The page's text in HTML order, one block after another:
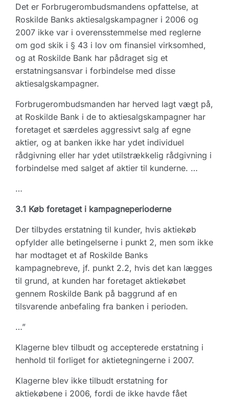
Det er Forbrugerombudsmandens opfattelse, at
Roskilde Banks aktiesalgskampagner i 2006 og
2007 ikke var i overensstemmelse med reglerne
om god skik i § 43 i lov om finansiel virksomhed,
og at Roskilde Bank har pådraget sig et
erstatningsansvar i forbindelse med disse
aktiesalgskampagner.
Forbrugerombudsmanden har herved lagt vægt på,
at Roskilde Bank i de to aktiesalgskampagner har
foretaget et særdeles aggressivt salg af egne
aktier, og at banken ikke har ydet individuel
rådgivning eller har ydet utilstrækkelig rådgivning i
forbindelse med salget af aktier til kunderne. …
…
3.1 Køb foretaget i kampagneperioderne
Der tilbydes erstatning til kunder, hvis aktiekøb
opfylder alle betingelserne i punkt 2, men som ikke
har modtaget et af Roskilde Banks
kampagnebreve, jf. punkt 2.2, hvis det kan lægges
til grund, at kunden har foretaget aktiekøbet
gennem Roskilde Bank på baggrund af en
tilsvarende anbefaling fra banken i perioden.
…”
Klagerne blev tilbudt og accepterede erstatning i
henhold til forliget for aktietegningerne i 2007.
Klagerne blev ikke tilbudt erstatning for
aktiekøbene i 2006, fordi de ikke havde fået